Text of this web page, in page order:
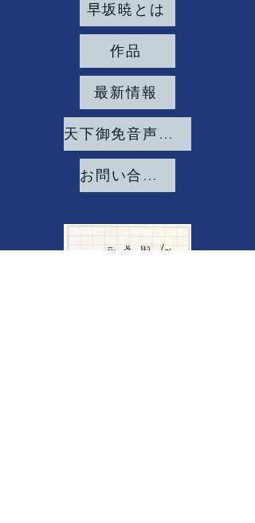
早坂暁とは
作品
最新情報
天下御免音声発掘
お問い合わせ